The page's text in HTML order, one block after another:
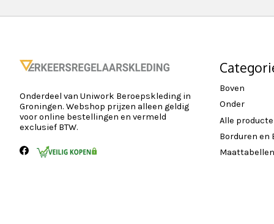
Onderdeel van Uniwork Beroepskleding in
Groningen. Webshop prijzen alleen geldig
voor online bestellingen en vermeld
exclusief BTW.
Boven
Onder
Alle
Borduren en
Maattabellen